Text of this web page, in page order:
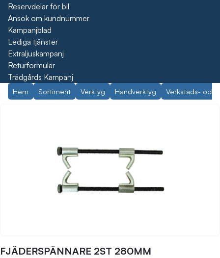
Reservdelar för bil
Ansök om kundnummer
Kampanjblad
Lediga tjänster
Extraljuskampanj
Returformulär
Trädgårds Kampanj
Hem Sortiment Verktyg Handverktyg Verkstads- och
FJÄDERSPÄNNARE 2ST 280MM